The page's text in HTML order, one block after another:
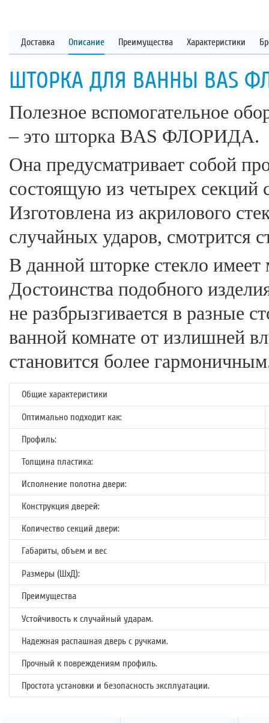
Доставка Описание Преимущества Характеристики
ШТОРКА ДЛЯ ВАННЫ BAS
Полезное вспомогательное
– это шторка BAS ФЛОРИДА.
Она предусматривает собой
состоящую из четырех секций
Изготовлена из акрилового
случайных ударов, смотрится
В данной шторке стекло имеет
Достоинства подобного
не разбрызгивается в разные
ванной комнате от излишней
становится более
Общие характеристики
Оптимально подходит как:
Профиль:
Толщина пластика:
Исполнение полотна двери:
Конструкция дверей:
Количество секций двери:
Габариты, объем и вес
Размеры (ШхД):
Преимущества
Устойчивость к случайный ударам.
Надежная распашная дверь с ручками.
Прочный к повреждениям профиль.
Простота установки и безопасность эксплуатации.